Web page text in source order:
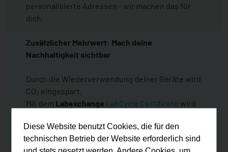
personalisierte Adressen - wir machen das für
dich.
Zusätzlicher Mehrwert: Mach deine
Nachhaltigkeit sichtbar
Durch die Wiederverwendung deiner Geräte wird
CO₂ eingespart.
Mit dem Labexchange LabCycle Certificate wird
undjeweils zur Hälfte dem Anbieter und dem
Käufer zugeordnet.
Diese Website benutzt Cookies, die für den
technischen Betrieb der Website erforderlich sind